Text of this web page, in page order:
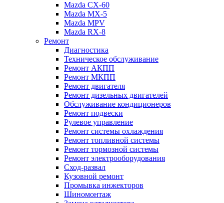
Mazda СХ-60
Mazda MX-5
Mazda MPV
Mazda RX-8
Ремонт
Диагностика
Техническое обслуживание
Ремонт АКПП
Ремонт МКПП
Ремонт двигателя
Ремонт дизельных двигателей
Обслуживание кондиционеров
Ремонт подвески
Рулевое управление
Ремонт системы охлаждения
Ремонт топливной системы
Ремонт тормозной системы
Ремонт электрооборудования
Сход-развал
Кузовной ремонт
Промывка инжекторов
Шиномонтаж